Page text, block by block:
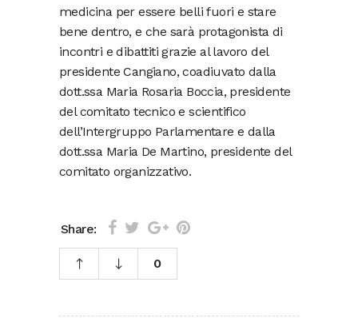
medicina per essere belli fuori e stare
bene dentro, e che sarà protagonista di
incontri e dibattiti grazie al lavoro del
presidente Cangiano, coadiuvato dalla
dott.ssa Maria Rosaria Boccia, presidente
del comitato tecnico e scientifico
dell’Intergruppo Parlamentare e dalla
dott.ssa Maria De Martino, presidente del
comitato organizzativo.
Share:
0